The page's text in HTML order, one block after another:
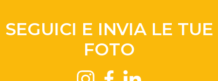
SEGUICI E INVIA LE TUE
FOTO